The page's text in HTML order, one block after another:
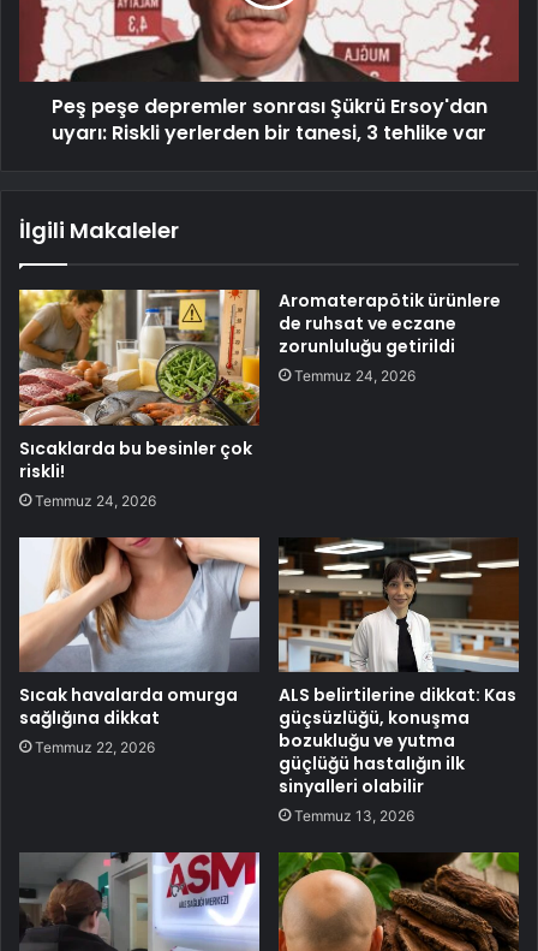
Peş peşe depremler sonrası Şükrü Ersoy'dan
uyarı: Riskli yerlerden bir tanesi, 3 tehlike var
İlgili Makaleler
Sıcaklarda bu besinler çok
riskli!
Temmuz 24, 2026
Aromaterapötik ürünlere
de ruhsat ve eczane
zorunluluğu getirildi
Temmuz 24, 2026
Sıcak havalarda omurga
sağlığına dikkat
Temmuz 22, 2026
ALS belirtilerine dikkat: Kas
güçsüzlüğü, konuşma
bozukluğu ve yutma
güçlüğü hastalığın ilk
sinyalleri olabilir
Temmuz 13, 2026